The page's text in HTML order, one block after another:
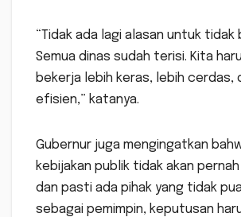
“Tidak ada lagi alasan untuk tidak
Semua dinas sudah terisi. Kita
bekerja lebih keras, lebih cerdas,
efisien,” katanya.
Gubernur juga mengingatkan
kebijakan publik tidak akan
dan pasti ada pihak yang tidak
sebagai pemimpin, keputusan